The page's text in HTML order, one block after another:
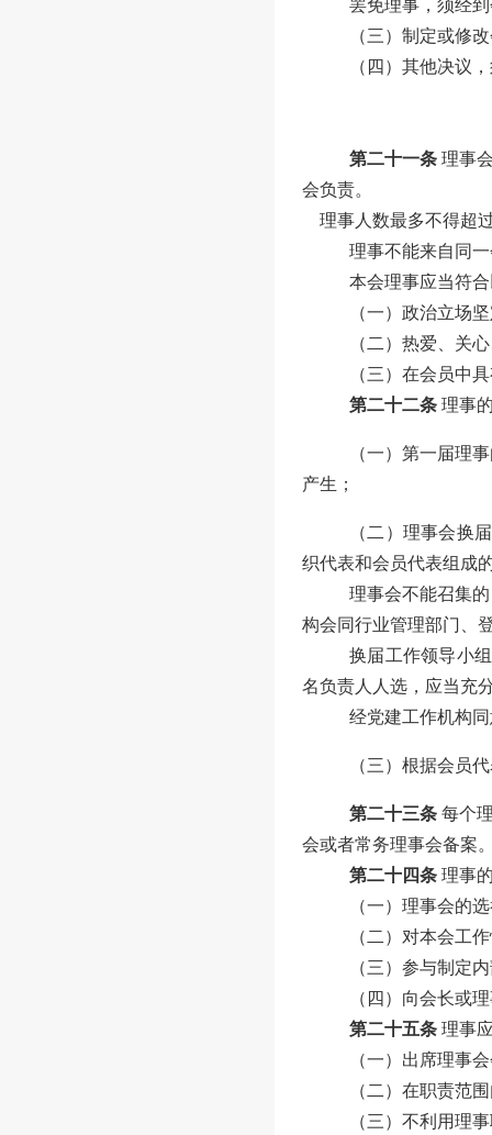
罢免理事，须经
（三）制定或修
（ 四 ）其他决议
第二十一条 理事
会负责。
理事人数最多不得超
理事不能来自同
本会理事应当符
（一）政治立场
（二）热爱、关
（三）在会员中
第二十二条 理事
（一）第一届理
产生；
（二）理事会换
织代表和会员代表组成
理事会不能召集
构会同行业管理部门、
换届工作领导小
名负责人人选，应当充
经党建工作机构
（三）根据会员
第二十三条 每个
会或者常务理事会备案
第二十四条 理事
（一）理事会的
（二）对本会工
（三）参与制定
（四）向会长或
第二十五条 理事
（一）出席理事
（二）在职责范
（三）不利用理